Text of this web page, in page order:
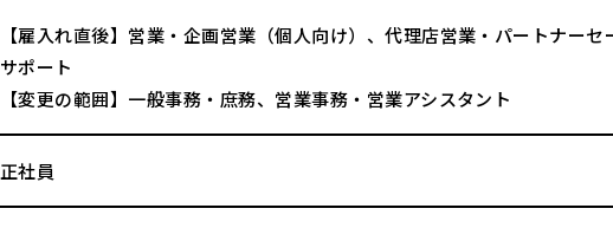
【雇入れ直後】営業・企画営業（個人向け）、代理店営業・パートナー
サポート
【変更の範囲】一般事務・庶務、営業事務・営業アシスタント
正社員